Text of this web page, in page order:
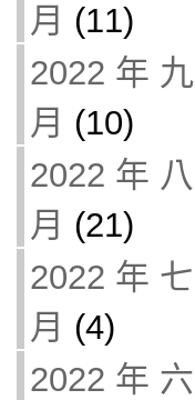
月 (11)
2022 年 九
月 (10)
2022 年 八
月 (21)
2022 年 七
月 (4)
2022 年 六